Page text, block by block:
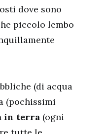
dove sono
piccolo lembo
(di acqua
(pochissimi
in terra (ogni